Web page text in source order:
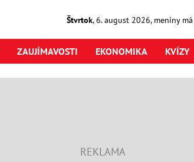
Štvrtok,6. august2026, meniny má
ZAUJÍMAVOSTI EKONOMIKA KVÍZY